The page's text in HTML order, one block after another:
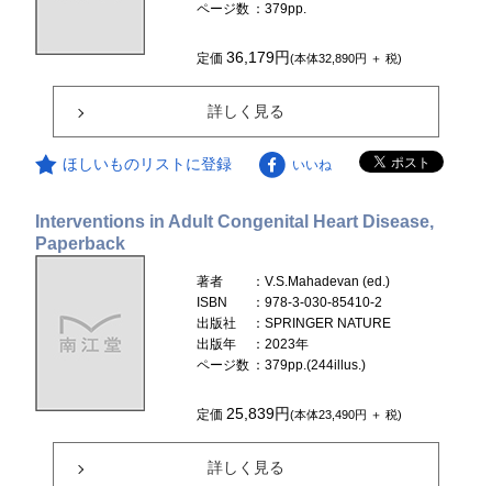
ページ数 ：379pp.
定価36,179円(本体32,890円 ＋ 税)
詳しく見る
ほしいものリストに登録 いいね
Interventions in Adult Congenital Heart Disease,
Paperback
著者
：V.S.Mahadevan (ed.)
ISBN
：978-3-030-85410-2
出版社
：SPRINGER NATURE
出版年
：2023年
ページ数 ：379pp.(244illus.)
定価25,839円(本体23,490円 ＋ 税)
詳しく見る